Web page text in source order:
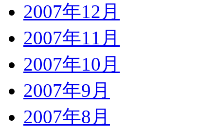
2007年12月
2007年11月
2007年10月
2007年9月
2007年8月